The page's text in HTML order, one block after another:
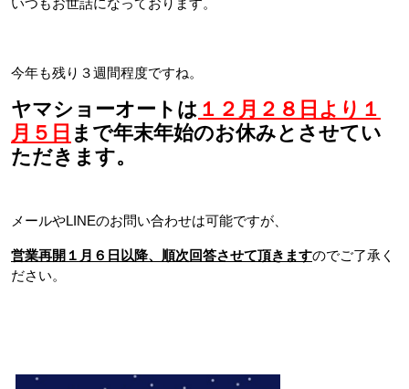
いつもお世話になっております。
今年も残り３週間程度ですね。
ヤマショーオートは １２月２８日より１
月５日 まで年末年始のお休みとさせてい
ただきます。
メールやLINEのお問い合わせは可能ですが、
営業再開１月６日以降、順次回答させて頂きますのでご了承く
ださい。